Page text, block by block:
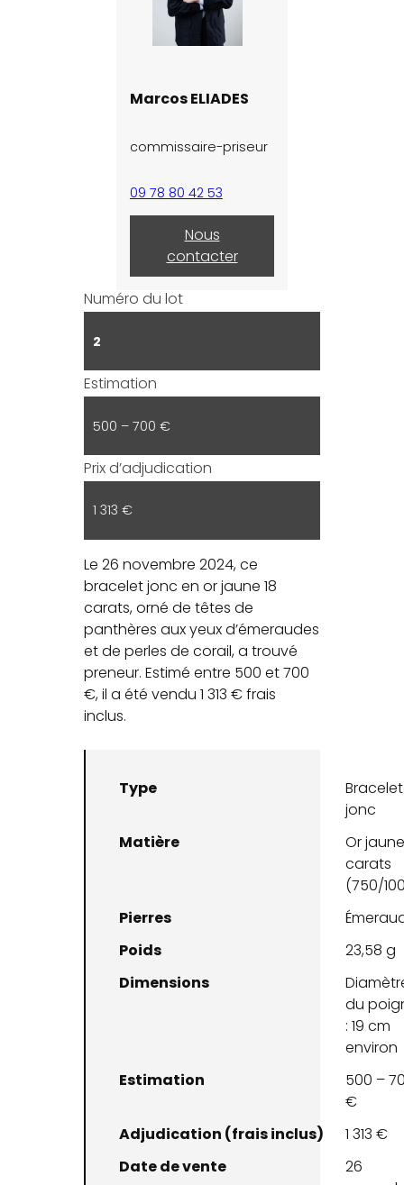
Marcos ELIADES
commissaire-priseur
09 78 80 42 53
Nous
contacter
Numéro du lot
2
Estimation
500 – 700 €
Prix d’adjudication
1 313 €
Le 26 novembre 2024, ce
bracelet jonc en or jaune 18
carats, orné de têtes de
panthères aux yeux d’émeraudes
et de perles de corail, a trouvé
preneur. Estimé entre 500 et 700
€, il a été vendu 1 313 € frais
inclus.
Type
Bracelet
jonc
Matière
Or
carats
(750/
Pierres
Poids
23,58 g
Dimensions
du
: 19 cm
environ
Estimation
500 –
€
Adjudication (frais inclus)
1 313 €
Date de vente
26